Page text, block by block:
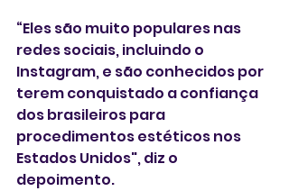
“Eles são muito populares nas
redes sociais, incluindo o
Instagram, e são conhecidos por
terem conquistado a confiança
dos brasileiros para
procedimentos estéticos nos
Estados Unidos", diz o
depoimento.